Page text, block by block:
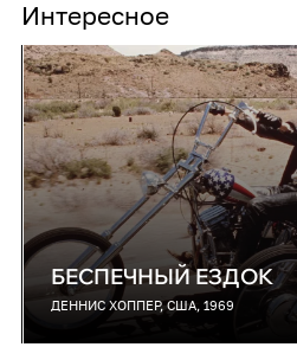
Интересное
БЕСПЕЧНЫЙ ЕЗДОК
ДЕННИС ХОППЕР, США, 1969